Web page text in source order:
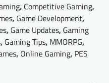
, Competitive Gaming,
, Game Development,
, Game Updates, Gaming
, Gaming Tips, MMORPG,
, Online Gaming, PES